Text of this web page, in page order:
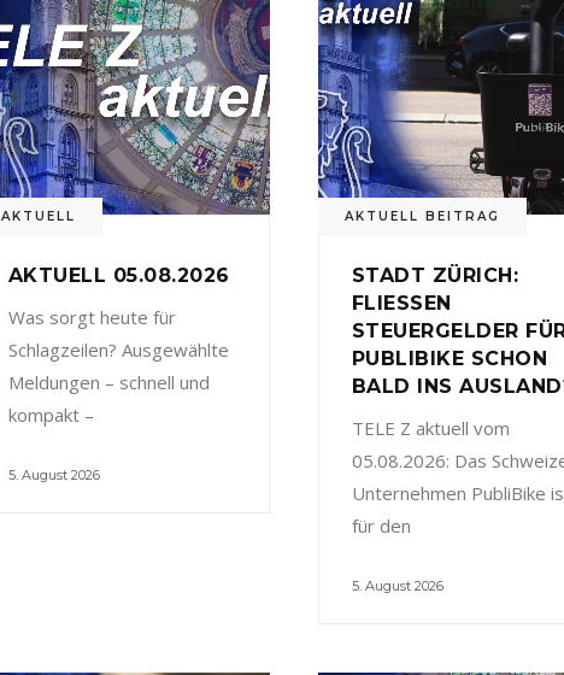
AKTUELL
AKTUELL 05.08.2026
Was sorgt heute für
Schlagzeilen? Ausgewählte
Meldungen – schnell und
kompakt –
5. August 2026
AKTUELL BEITRAG
STADT ZÜRICH:
FLIESSEN
STEUERGELDER
PUBLIBIKE SCHON
BALD INS
TELE Z aktuell vom
05.08.2026: Das
Unternehmen PubliBike
für den
5. August 2026